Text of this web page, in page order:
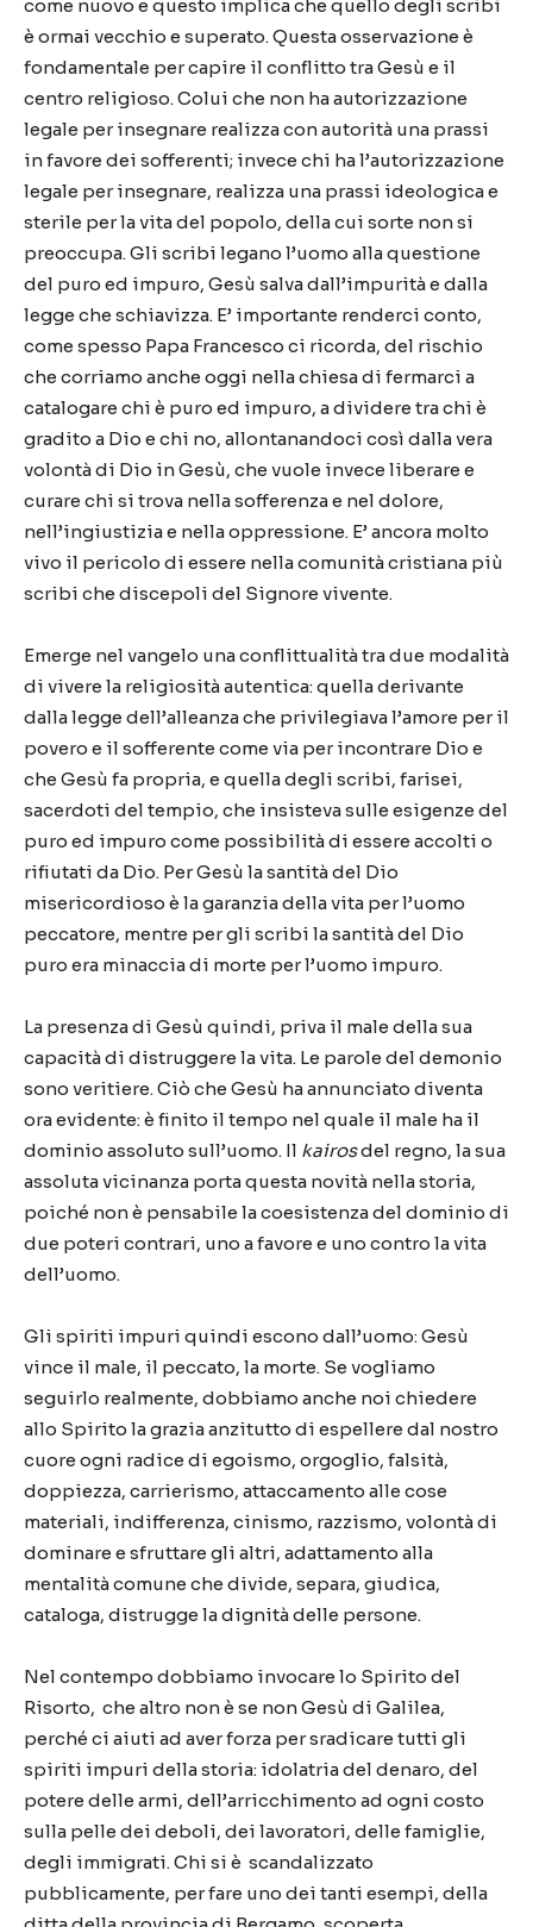
come nuovo e questo implica che quello degli scribi
è ormai vecchio e superato. Questa osservazione è
fondamentale per capire il conflitto tra Gesù e il
centro religioso. Colui che non ha autorizzazione
legale per insegnare realizza con autorità una prassi
in favore dei sofferenti; invece chi ha l’autorizzazione
legale per insegnare, realizza una prassi ideologica e
sterile per la vita del popolo, della cui sorte non si
preoccupa. Gli scribi legano l’uomo alla questione
del puro ed impuro, Gesù salva dall’impurità e dalla
legge che schiavizza. E’ importante renderci conto,
come spesso Papa Francesco ci ricorda, del rischio
che corriamo anche oggi nella chiesa di fermarci a
catalogare chi è puro ed impuro, a dividere tra chi è
gradito a Dio e chi no, allontanandoci così dalla vera
volontà di Dio in Gesù, che vuole invece liberare e
curare chi si trova nella sofferenza e nel dolore,
nell’ingiustizia e nella oppressione. E’ ancora molto
vivo il pericolo di essere nella comunità cristiana più
scribi che discepoli del Signore vivente.
Emerge nel vangelo una conflittualità tra due modalità
di vivere la religiosità autentica: quella derivante
dalla legge dell’alleanza che privilegiava l’amore per il
povero e il sofferente come via per incontrare Dio e
che Gesù fa propria, e quella degli scribi, farisei,
sacerdoti del tempio, che insisteva sulle esigenze del
puro ed impuro come possibilità di essere accolti o
rifiutati da Dio. Per Gesù la santità del Dio
misericordioso è la garanzia della vita per l’uomo
peccatore, mentre per gli scribi la santità del Dio
puro era minaccia di morte per l’uomo impuro.
La presenza di Gesù quindi, priva il male della sua
capacità di distruggere la vita. Le parole del demonio
sono veritiere. Ciò che Gesù ha annunciato diventa
ora evidente: è finito il tempo nel quale il male ha il
dominio assoluto sull’uomo. Il kairosdel regno, la sua
assoluta vicinanza porta questa novità nella storia,
poiché non è pensabile la coesistenza del dominio di
due poteri contrari, uno a favore e uno contro la vita
dell’uomo.
Gli spiriti impuri quindi escono dall’uomo: Gesù
vince il male, il peccato, la morte. Se vogliamo
seguirlo realmente, dobbiamo anche noi chiedere
allo Spirito la grazia anzitutto di espellere dal nostro
cuore ogni radice di egoismo, orgoglio, falsità,
doppiezza, carrierismo, attaccamento alle cose
materiali, indifferenza, cinismo, razzismo, volontà di
dominare e sfruttare gli altri, adattamento alla
mentalità comune che divide, separa, giudica,
cataloga, distrugge la dignità delle persone.
Nel contempo dobbiamo invocare lo Spirito del
Risorto, che altro non è se non Gesù di Galilea,
perché ci aiuti ad aver forza per sradicare tutti gli
spiriti impuri della storia: idolatria del denaro, del
potere delle armi, dell’arricchimento ad ogni costo
sulla pelle dei deboli, dei lavoratori, delle famiglie,
degli immigrati. Chi si è scandalizzato
pubblicamente, per fare uno dei tanti esempi, della